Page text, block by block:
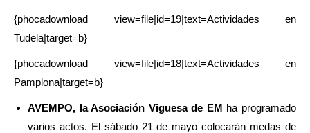
{phocadownload view=file|id=19|text=Actividades en
Tudela|target=b}
{phocadownload view=file|id=18|text=Actividades en
Pamplona|target=b}
AVEMPO, la Asociación Viguesa de EM ha programado
varios actos. El sábado 21 de mayo colocarán medas de